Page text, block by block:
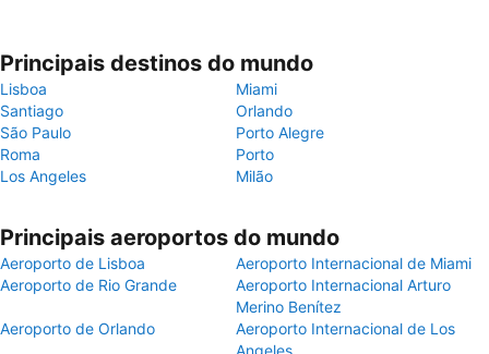
Principais destinos do mundo
Lisboa
Miami
Santiago
Orlando
São Paulo
Porto Alegre
Roma
Porto
Los Angeles
Milão
Principais aeroportos do mundo
Aeroporto de Lisboa
Aeroporto Internacional de Miami
Aeroporto de Rio Grande
Aeroporto Internacional Arturo
Merino Benítez
Aeroporto de Orlando
Aeroporto Internacional de Los
Angeles